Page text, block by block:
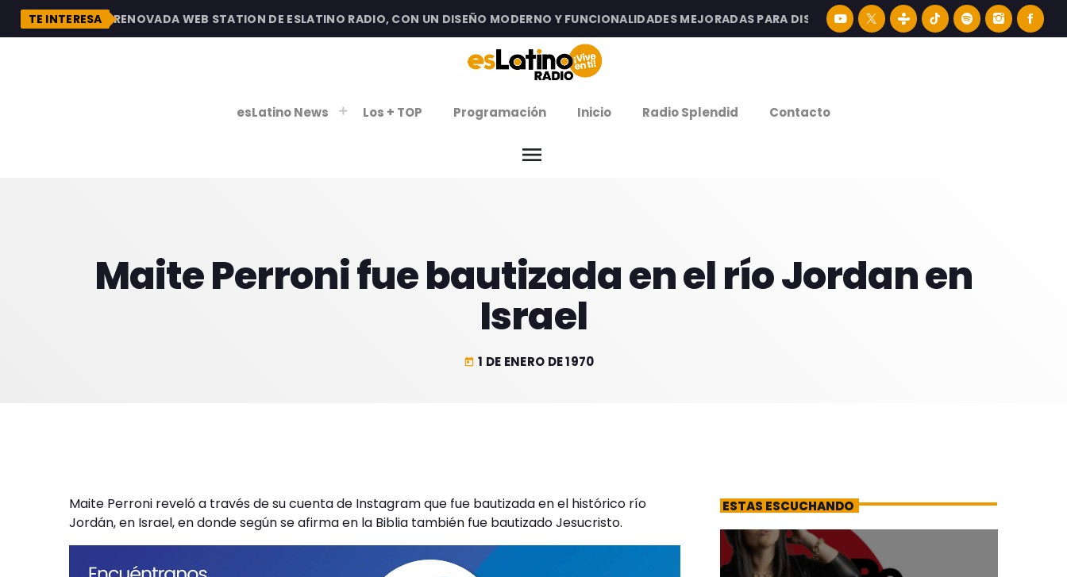
TE INTERESA
DESCUBRE LA RENOVADA WEB STATION DE ESLATINO RADIO, CON UN DISEÑO MODERNO Y FUNCIONALIDADES MEJORADAS PARA DISFRUTAR LA MEJOR MÚSICA LATINA Y
esLatino News Los + TOP Programación Inicio Radio Splendid Contacto
menu
PROGRAMACIÓN
Maite Perroni fue bautizada en el río Jordan en
Israel
today 1 DE ENERO DE 1970
Maite Perroni reveló a través de su cuenta de Instagram que fue bautizada en el histórico río
Jordán, en Israel, en donde según se afirma en la Biblia también fue bautizado Jesucristo.
ESTAS ESCUCHANDO